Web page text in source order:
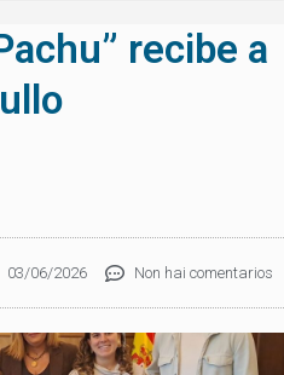
recibe a
03/06/2026 Non hai comentarios